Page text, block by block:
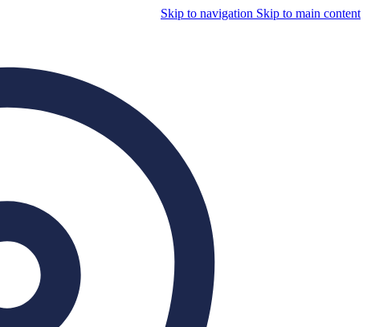
Skip to navigation Skip to main content